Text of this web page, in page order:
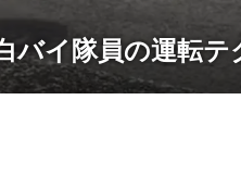
イ隊員の運転